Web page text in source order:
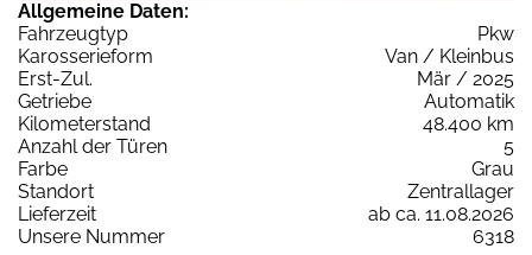
Allgemeine Daten:
Fahrzeugtyp
Pkw
Karosserieform
Van / Kleinbus
Erst-Zul.
Mär / 2025
Getriebe
Automatik
Kilometerstand
48.400 km
Anzahl der Türen
5
Farbe
Grau
Standort
Zentrallager
Lieferzeit
ab ca. 11.08.2026
Unsere Nummer
6318